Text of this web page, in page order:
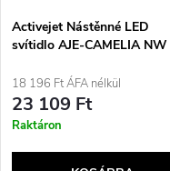
Activejet Nástěnné LED
svítidlo AJE-CAMELIA NW
18 196 Ft ÁFA nélkül
23 109 Ft
Raktáron